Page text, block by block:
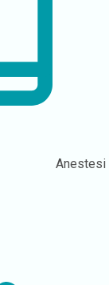
Anestesi